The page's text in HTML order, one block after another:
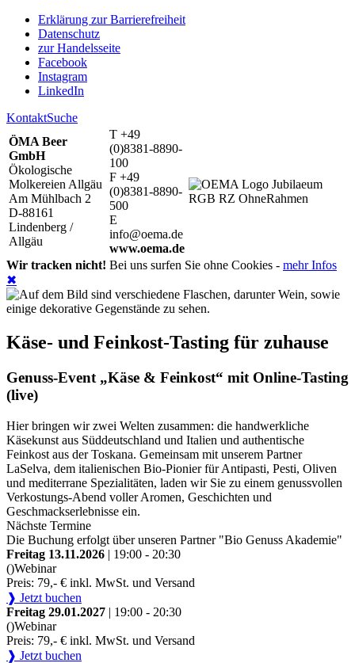
Erklärung zur Barrierefreiheit
Datenschutz
zur Handelsseite
Facebook
Instagram
LinkedIn
KontaktSuche
ÖMA Beer
GmbH
Ökologische
Molkereien Allgäu
Am Mühlbach 2
D-88161
Lindenberg /
Allgäu
T +49
(0)8381-8890-
100
F +49
(0)8381-8890-
500
E
info@oema.de
www.oema.de
Wir tracken nicht! Bei uns surfen Sie ohne Cookies - mehr Infos
✖
Käse- und Feinkost-Tasting für zuhause
Genuss-Event „Käse & Feinkost“ mit Online-Tasting
(live)
Hier bringen wir zwei Welten zusammen: die handwerkliche
Käsekunst aus Süddeutschland und Italien und authentische
Feinkost aus der Toskana. Gemeinsam mit unserem Partner
LaSelva, dem italienischen Bio-Pionier für Antipasti, Pesti, Oliven
und mediterrane Spezialitäten, laden wir Sie zu einem genussvollen
Verkostungs-Abend voller Aromen, Geschichten und
Geschmackserlebnisse ein.
Nächste Termine
Die Buchung erfolgt über unseren Partner "Bio Genuss Akademie"
Freitag 13.11.2026 | 19:00 - 20:30
()Webinar
Preis: 79,- € inkl. MwSt. und Versand
❱ Jetzt buchen
Freitag 29.01.2027 | 19:00 - 20:30
()Webinar
Preis: 79,- € inkl. MwSt. und Versand
❱ Jetzt buchen